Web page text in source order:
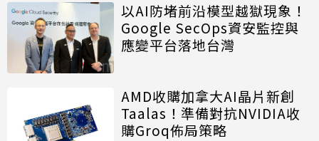
以AI防堵前沿模型越獄現象！
Google SecOps資安監控與
應變平台落地台灣
AMD收購加拿大AI晶片新創
Taalas！準備對抗NVIDIA收
購Groq佈局策略